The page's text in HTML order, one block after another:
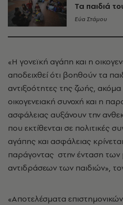
Τα παιδιά
Εύα Στάμου
«Η γονεϊκή αγάπη και η
αποδειχθεί ότι βοηθούν τα
αντιξοότητες της ζωής,
οικογενειακή συνοχή και η
ασφάλειας αυξάνουν την
που εκτίθενται σε πολιτικές
αγάπης και ασφάλειας
παράγοντας στην ένταση των
αντιδράσεων των παιδιών»,
«Αποτελέσματα